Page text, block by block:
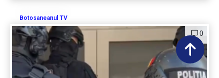
Botosaneanul TV
0